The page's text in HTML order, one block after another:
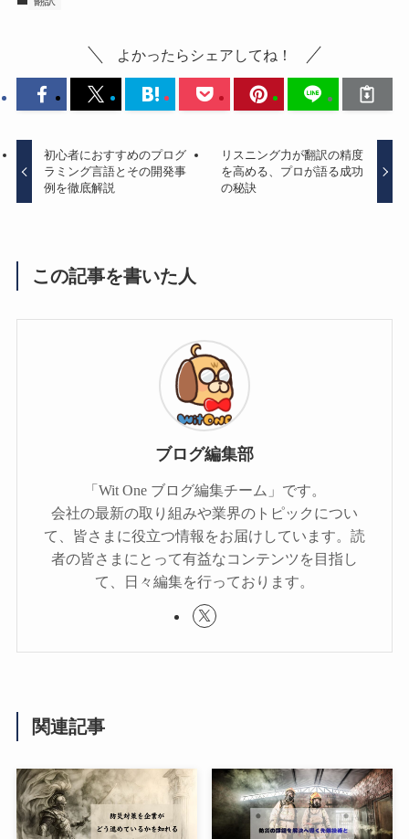
よかったらシェアしてね！
初心者におすすめのプログ
ラミング言語とその開発事
例を徹底解説
リスニング力が翻訳の精度
を高める、プロが語る成功
の秘訣
この記事を書いた人
ブログ編集部
「Wit One ブログ編集チーム」です。
会社の最新の取り組みや業界のトピックについ
て、皆さまに役立つ情報をお届けしています。読
者の皆さまにとって有益なコンテンツを目指し
て、日々編集を行っております。
関連記事